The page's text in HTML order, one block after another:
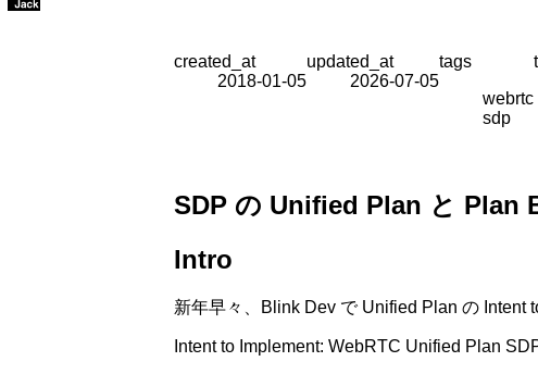
created_at
2018-01-05
updated_at
2026-07-05
tags
webrtc
sdp
SDP の Unified Plan と Plan
Intro
新年早々、Blink Dev で Unified Plan の Intent
Intent to Implement: WebRTC Unified Plan